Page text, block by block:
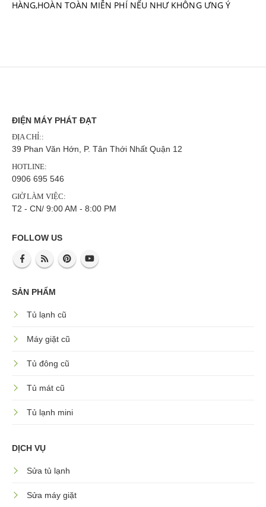
HÀNG,HOÀN TOÀN MIỄN PHÍ NẾU NHƯ KHÔNG ƯNG Ý
ĐIỆN MÁY PHÁT ĐẠT
ĐỊA CHỈ::
39 Phan Văn Hớn, P. Tân Thới Nhất Quận 12
HOTLINE:
0906 695 546
GIỜ LÀM VIỆC:
T2 - CN/ 9:00 AM - 8:00 PM
FOLLOW US
SẢN PHẨM
Tủ lạnh cũ
Máy giặt cũ
Tủ đông cũ
Tủ mát cũ
Tủ lạnh mini
DỊCH VỤ
Sửa tủ lạnh
Sửa máy giặt